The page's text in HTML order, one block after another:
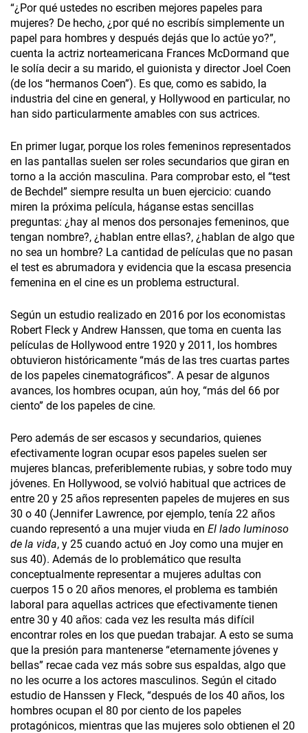
“¿Por qué ustedes no escriben mejores papeles para
mujeres? De hecho, ¿por qué no escribís simplemente un
papel para hombres y después dejás que lo actúe yo?”,
cuenta la actriz norteamericana Frances McDormand que
le solía decir a su marido, el guionista y director Joel Coen
(de los “hermanos Coen”). Es que, como es sabido, la
industria del cine en general, y Hollywood en particular, no
han sido particularmente amables con sus actrices.
En primer lugar, porque los roles femeninos representados
en las pantallas suelen ser roles secundarios que giran en
torno a la acción masculina. Para comprobar esto, el “test
de Bechdel” siempre resulta un buen ejercicio: cuando
miren la próxima película, háganse estas sencillas
preguntas: ¿hay al menos dos personajes femeninos, que
tengan nombre?, ¿hablan entre ellas?, ¿hablan de algo que
no sea un hombre? La cantidad de películas que no pasan
el test es abrumadora y evidencia que la escasa presencia
femenina en el cine es un problema estructural.
Según un estudio realizado en 2016 por los economistas
Robert Fleck y Andrew Hanssen, que toma en cuenta las
películas de Hollywood entre 1920 y 2011, los hombres
obtuvieron históricamente “más de las tres cuartas partes
de los papeles cinematográficos”. A pesar de algunos
avances, los hombres ocupan, aún hoy, “más del 66 por
ciento” de los papeles de cine.
Pero además de ser escasos y secundarios, quienes
efectivamente logran ocupar esos papeles suelen ser
mujeres blancas, preferiblemente rubias, y sobre todo muy
jóvenes. En Hollywood, se volvió habitual que actrices de
entre 20 y 25 años representen papeles de mujeres en sus
30 o 40 (Jennifer Lawrence, por ejemplo, tenía 22 años
cuando representó a una mujer viuda en El lado luminoso
de la vida, y 25 cuando actuó en Joy como una mujer en
sus 40). Además de lo problemático que resulta
conceptualmente representar a mujeres adultas con
cuerpos 15 o 20 años menores, el problema es también
laboral para aquellas actrices que efectivamente tienen
entre 30 y 40 años: cada vez les resulta más difícil
encontrar roles en los que puedan trabajar. A esto se suma
que la presión para mantenerse “eternamente jóvenes y
bellas” recae cada vez más sobre sus espaldas, algo que
no les ocurre a los actores masculinos. Según el citado
estudio de Hanssen y Fleck, “después de los 40 años, los
hombres ocupan el 80 por ciento de los papeles
protagónicos, mientras que las mujeres solo obtienen el 20